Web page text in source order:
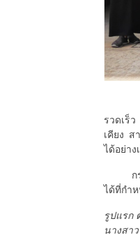
กรุงเ
รวดเร็
เคียง ส
ได้อย่า
กรุงเ
ได้ที่กำ
รูปแรก
นางสา